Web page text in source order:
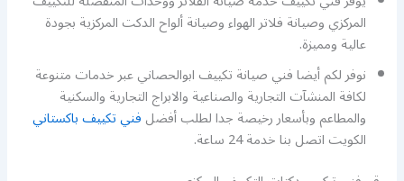
المركزي وصيانة فلاتر الهواء وصيانة ألواح الدكت المركزية بجودة
عالية ومميزة.
نوفر لكم أيضا فني صيانة تكييف ابوالحصاني عبر خدمات متنوعة
لكافة المنشآت التجارية والصناعية والابراج التجارية والسكنية
والمطاعم وبأسعار رخيصة جدا لطلب أفضلفني تكييف باكستاني
الكويت اتصل بنا خدمة 24 ساعة.